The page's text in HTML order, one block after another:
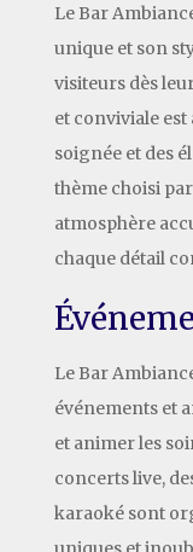
Le Bar
unique et son
visiteurs dès
et conviviale
soignée et des
thème choisi
atmosphère
chaque détail
Le Bar
événements et
et animer les
concerts live,
karaoké sont